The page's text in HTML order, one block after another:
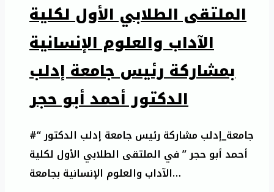
الملتقى الطلابي الأول لكلية
الآداب والعلوم الإنسانية
بمشاركة رئيس جامعة إدلب
الدكتور أحمد أبو حجر
#جامعة_إدلب مشاركة رئيس جامعة إدلب الدكتور “
أحمد أبو حجر ” في الملتقى الطلابي الأول لكلية
الآداب والعلوم الإنسانية بجامعة…